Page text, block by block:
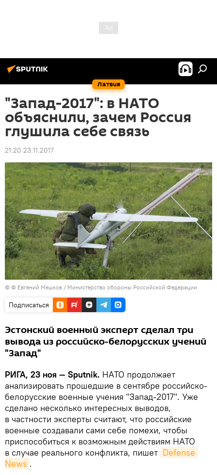
Латвия
"Запад-2017": в НАТО
объяснили, зачем Россия
глушила себе связь
21:20 23.11.2017
© © Евгений Мешков / Министерство обороны Российской Федерации
Подписаться
Эстонский военный эксперт сделал три
вывода из российско-белорусских учений
"Запад"
РИГА, 23 ноя — Sputnik. НАТО продолжает
анализировать прошедшие в сентябре российско-
белорусские военные учения "Запад-2017". Уже
сделано несколько интересных выводов,
в частности эксперты считают, что российские
военные создавали сами себе помехи, чтобы
приспособиться к возможным действиям НАТО
в случае реального конфликта, пишет Defense
News .